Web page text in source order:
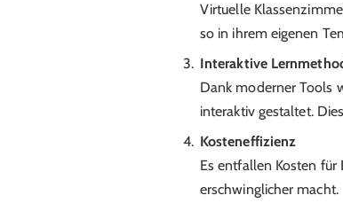
Virtuelle
so in ihrem eigenen
Interaktive
Dank moderner Tools
interaktiv gestaltet.
Kosteneffizienz
Es entfallen Kosten für
erschwinglicher macht.